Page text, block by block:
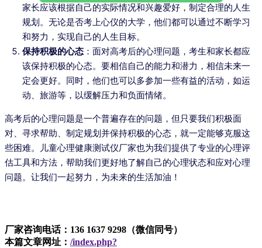
家长应该根据自己的实际情况和兴趣爱好，制定合理的人生
规划。无论是否考上心仪的大学，他们都可以通过不断学习
和努力，实现自己的人生目标。
保持积极的心态 ：面对高考后的心理问题，考生和家长都应
该保持积极的心态。要相信自己的能力和潜力，相信未来一
定会更好。同时，他们也可以多参加一些有益的活动，如运
动、旅游等，以缓解压力和负面情绪。
高考后的心理问题是一个普遍存在的问题，但只要我们积极面
对、寻求帮助、制定规划并保持积极的心态，就一定能够克服这
些困难。儿童心理健康测试仪厂家也为我们提供了专业的心理评
估工具和方法，帮助我们更好地了解自己的心理状态和应对心理
问题。让我们一起努力，为未来的生活加油！
厂家咨询电话：136 1637 9298（微信同号）
本篇文章网址： /index.php?